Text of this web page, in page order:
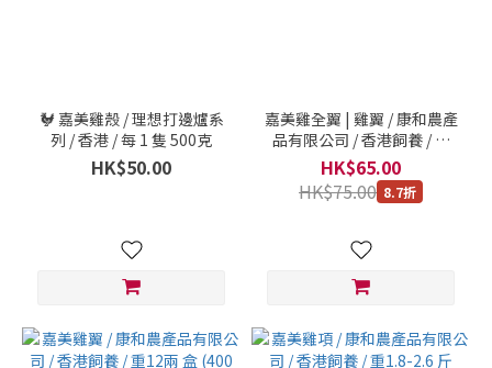
🐓 嘉美雞殼 / 理想打邊爐系
列 / 香港 / 每 1 隻 500克
HK$50.00
嘉美雞全翼 | 雞翼 / 康和農產
品有限公司 / 香港飼養 / 重
330克 (1包4隻)
HK$65.00
HK$75.00 8.7折